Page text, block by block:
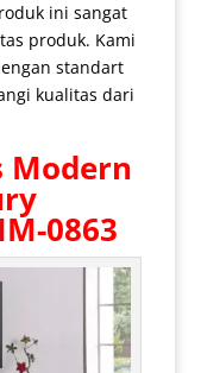
ini sangat
produk. Kami
standart
kualitas dari
Modern
0863